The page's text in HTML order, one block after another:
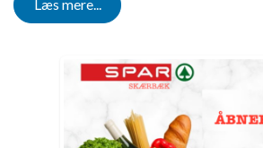
Læs mere...